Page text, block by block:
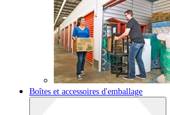
Boîtes et accessoires d'emballage